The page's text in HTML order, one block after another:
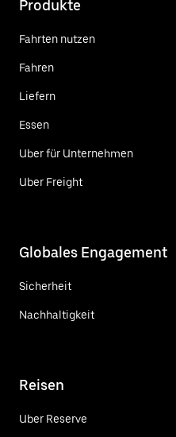
Produkte
Fahrten nutzen
Fahren
Liefern
Essen
Uber für Unternehmen
Uber Freight
Globales Engagement
Sicherheit
Nachhaltigkeit
Reisen
Uber Reserve